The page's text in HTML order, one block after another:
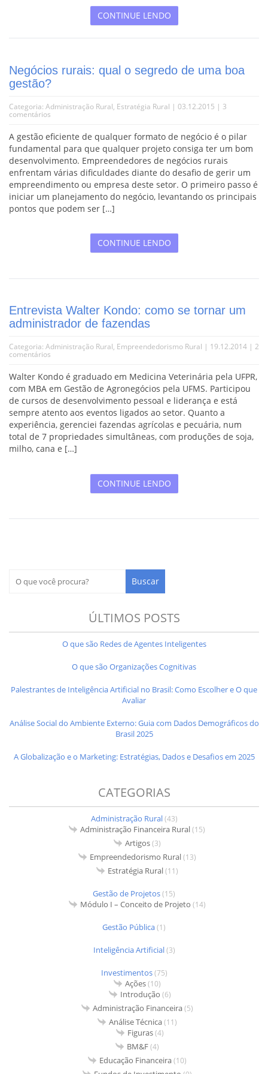
CONTINUE LENDO
Negócios rurais: qual o segredo de uma boa
gestão?
Categoria: Administração Rural, Estratégia Rural | 03.12.2015 | 3
comentários
A gestão eficiente de qualquer formato de negócio é o pilar
fundamental para que qualquer projeto consiga ter um bom
desenvolvimento. Empreendedores de negócios rurais
enfrentam várias dificuldades diante do desafio de gerir um
empreendimento ou empresa deste setor. O primeiro passo é
iniciar um planejamento do negócio, levantando os principais
pontos que podem ser […]
CONTINUE LENDO
Entrevista Walter Kondo: como se tornar um
administrador de fazendas
Categoria: Administração Rural, Empreendedorismo Rural | 19.12.2014 | 2
comentários
Walter Kondo é graduado em Medicina Veterinária pela UFPR,
com MBA em Gestão de Agronegócios pela UFMS. Participou
de cursos de desenvolvimento pessoal e liderança e está
sempre atento aos eventos ligados ao setor. Quanto a
experiência, gerenciei fazendas agrícolas e pecuária, num
total de 7 propriedades simultâneas, com produções de soja,
milho, cana e […]
CONTINUE LENDO
ÚLTIMOS POSTS
O que são Redes de Agentes Inteligentes
O que são Organizações Cognitivas
Palestrantes de Inteligência Artificial no Brasil: Como Escolher e O que
Avaliar
Análise Social do Ambiente Externo: Guia com Dados Demográficos do
Brasil 2025
A Globalização e o Marketing: Estratégias, Dados e Desafios em 2025
CATEGORIAS
Administração Rural(43)
Administração Financeira Rural(15)
Artigos(3)
Empreendedorismo Rural(13)
Estratégia Rural(11)
Gestão de Projetos(15)
Módulo I – Conceito de Projeto (14)
Gestão Pública(1)
Inteligência Artificial(3)
Investimentos(75)
Ações(10)
Introdução (6)
Administração Financeira(5)
Análise Técnica(11)
Figuras(4)
BM&F(4)
Educação Financeira(10)